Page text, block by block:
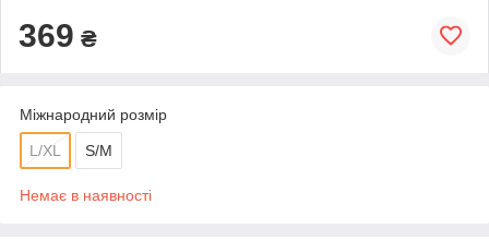
369 ₴
Міжнародний розмір
L/XL S/M
Немає в наявності